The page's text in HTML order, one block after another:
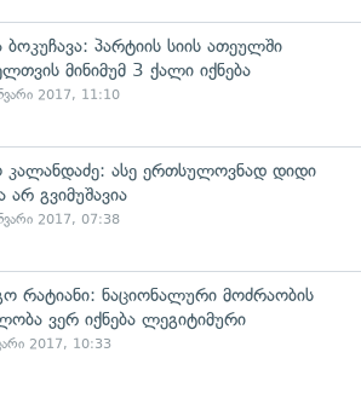
ბოკუჩავა: პარტიის სიის ათეულში
მინიმუმ 3 ქალი იქნება
2017, 11:10
კალანდაძე: ასე ერთსულოვნად დიდი
არ გვიმუშავია
2017, 07:38
რატიანი: ნაციონალური მოძრაობის
ვერ იქნება ლეგიტიმური
2017, 10:33